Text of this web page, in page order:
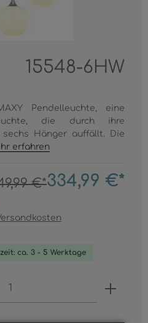
15548-6HW
Pendelleuchte, eine
die durch ihre
Hänger auffällt. Die
erfahren
€*334,99 €*
ca. 3 - 5 Werktage
Gib den